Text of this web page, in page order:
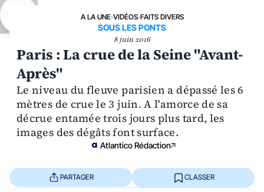
A LA UNE›VIDÉOS›FAITS DIVERS
SOUS LES PONTS
8 juin 2016
Paris : La crue de la Seine "Avant-
Après"
Le niveau du fleuve parisien a dépassé les 6
mètres de crue le 3 juin. A l'amorce de sa
décrue entamée trois jours plus tard, les
images des dégâts font surface.
Atlantico Rédaction
PARTAGER CLASSER